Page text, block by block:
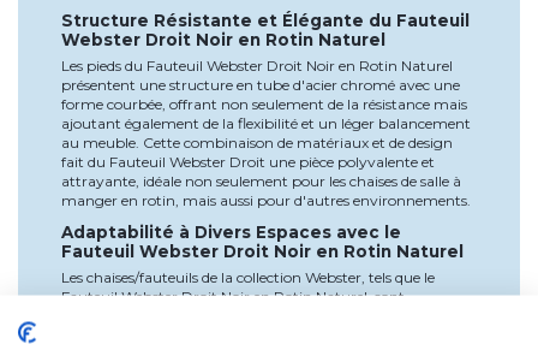
Structure Résistante et Élégante du Fauteuil
Webster Droit Noir en Rotin Naturel
Les pieds du Fauteuil Webster Droit Noir en Rotin Naturel
présentent une structure en tube d'acier chromé avec une
forme courbée, offrant non seulement de la résistance mais
ajoutant également de la flexibilité et un léger balancement
au meuble. Cette combinaison de matériaux et de design
fait du Fauteuil Webster Droit une pièce polyvalente et
attrayante, idéale non seulement pour les chaises de salle à
manger en rotin, mais aussi pour d'autres environnements.
Adaptabilité à Divers Espaces avec le
Fauteuil Webster Droit Noir en Rotin Naturel
Les chaises/fauteuils de la collection Webster, tels que le
Fauteuil Webster Droit Noir en Rotin Naturel, sont